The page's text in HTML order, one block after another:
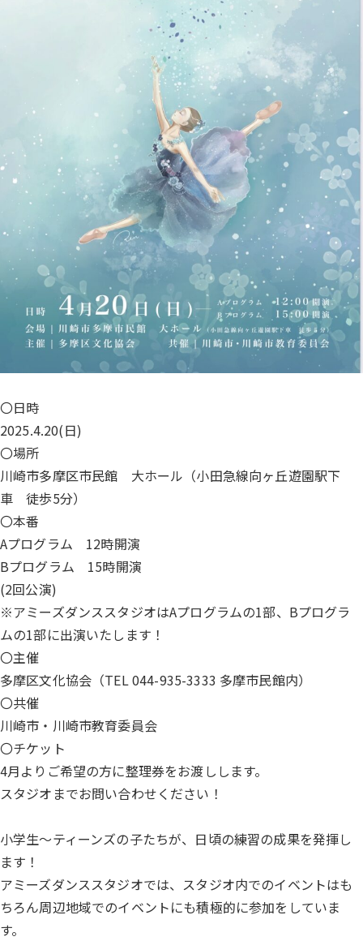
〇日時
2025.4.20(日)
〇場所
川崎市多摩区市民館 大ホール（小田急線向ヶ丘遊園駅下
車 徒歩5分）
〇本番
Aプログラム 12時開演
Bプログラム 15時開演
(2回公演)
※アミーズダンススタジオはAプログラムの1部、Bプログラ
ムの1部に出演いたします！
〇主催
多摩区文化協会（TEL 044-935-3333 多摩市民館内）
〇共催
川崎市・川崎市教育委員会
〇チケット
4月よりご希望の方に整理券をお渡しします。
スタジオまでお問い合わせください！
小学生～ティーンズの子たちが、日頃の練習の成果を発揮し
ます！
アミーズダンススタジオでは、スタジオ内でのイベントはも
ちろん周辺地域でのイベントにも積極的に参加をしていま
す。